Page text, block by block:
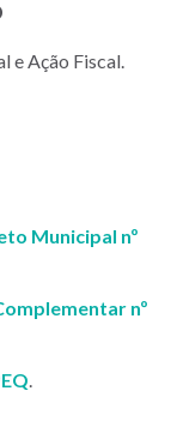
e Ação Fiscal.
Municipal nº
nº
.